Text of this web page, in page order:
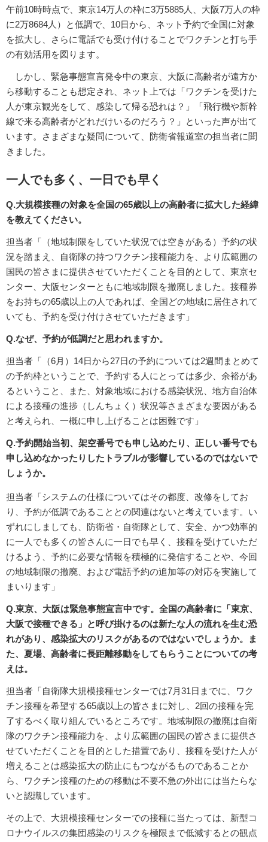
午前10時時点で、東京14万人の枠に3万5885人、大阪7万人の枠
に2万8684人）と低調で、10日から、ネット予約で全国に対象
を拡大し、さらに電話でも受け付けることでワクチンと打ち手
の有効活用を図ります。
しかし、緊急事態宣言発令中の東京、大阪に高齢者が遠方か
ら移動することも想定され、ネット上では「ワクチンを受けた
人が東京観光をして、感染して帰る恐れは？」「飛行機や新幹
線で来る高齢者がどれだけいるのだろう？」といった声が出て
います。さまざまな疑問について、防衛省報道室の担当者に聞
きました。
一人でも多く、一日でも早く
Q.大規模接種の対象を全国の65歳以上の高齢者に拡大した経緯
を教えてください。
担当者「（地域制限をしていた状況では空きがある）予約の状
況を踏まえ、自衛隊の持つワクチン接種能力を、より広範囲の
国民の皆さまに提供させていただくことを目的として、東京セ
ンター、大阪センターともに地域制限を撤廃しました。接種券
をお持ちの65歳以上の人であれば、全国どの地域に居住されて
いても、予約を受け付けさせていただきます」
Q.なぜ、予約が低調だと思われますか。
担当者「（6月）14日から27日の予約については2週間まとめて
の予約枠ということで、予約する人にとっては多少、余裕があ
るということ、また、対象地域における感染状況、地方自治体
による接種の進捗（しんちょく）状況等さまざまな要因がある
と考えられ、一概に申し上げることは困難です」
Q.予約開始当初、架空番号でも申し込めたり、正しい番号でも
申し込めなかったりしたトラブルが影響しているのではないで
しょうか。
担当者「システムの仕様についてはその都度、改修をしてお
り、予約が低調であることとの関連はないと考えています。い
ずれにしましても、防衛省・自衛隊として、安全、かつ効率的
に一人でも多くの皆さんに一日でも早く、接種を受けていただ
けるよう、予約に必要な情報を積極的に発信することや、今回
の地域制限の撤廃、および電話予約の追加等の対応を実施して
まいります」
Q.東京、大阪は緊急事態宣言中です。全国の高齢者に「東京、
大阪で接種できる」と呼び掛けるのは新たな人の流れを生む恐
れがあり、感染拡大のリスクがあるのではないでしょうか。ま
た、夏場、高齢者に長距離移動をしてもらうことについての考
えは。
担当者「自衛隊大規模接種センターでは7月31日までに、ワク
チン接種を希望する65歳以上の皆さまに対し、2回の接種を完
了するべく取り組んでいるところです。地域制限の撤廃は自衛
隊のワクチン接種能力を、より広範囲の国民の皆さまに提供さ
せていただくことを目的とした措置であり、接種を受けた人が
増えることは感染拡大の防止にもつながるものであることか
ら、ワクチン接種のための移動は不要不急の外出には当たらな
いと認識しています。
その上で、大規模接種センターでの接種に当たっては、新型コ
ロナウイルスの集団感染のリスクを極限まで低減するとの観点